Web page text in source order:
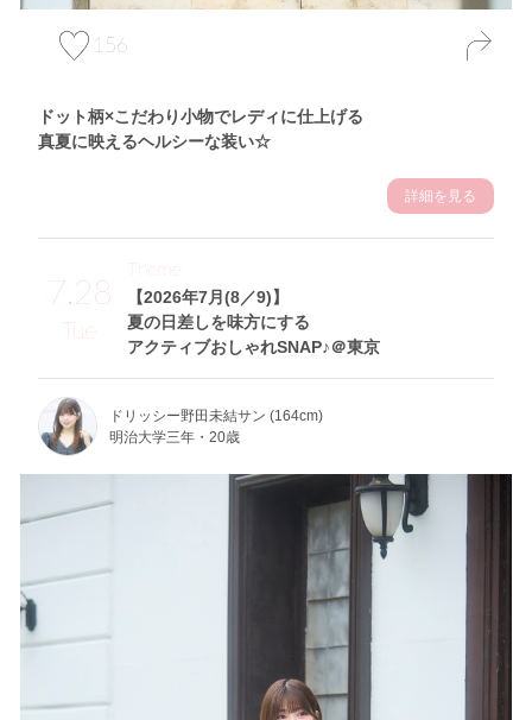
156
ドット柄×こだわり小物でレディに仕上げる
真夏に映えるヘルシーな装い☆
詳細を見る
7.28
Tue
【2026年7月(8／9)】
夏の日差しを味方にする
アクティブおしゃれSNAP♪＠東京
Theme
ドリッシー野田未結サン (164cm)
明治大学三年・20歳